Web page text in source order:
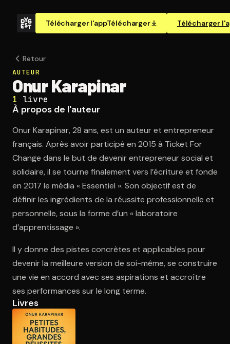
Télécharger l'appTélécharger Télécharger
Ouvre l'app Appareil photo, pointe sur le code. C'est gratuit à
Retour
AUTEUR
Onur Karapinar
1 livre
À propos de l'auteur
Onur Karapinar, 28 ans, est un auteur et entrepreneur
français. Après avoir participé en 2015 à Ticket For
Change dans le but de devenir entrepreneur social et
solidaire, il se tourne finalement vers l’écriture et fonde
en 2017 le média « Essentiel ». Son objectif est de
définir les ingrédients de la réussite professionnelle et
personnelle, sous la forme d’un « laboratoire
d’apprentissage ».
Il y donne des pistes concrètes et applicables pour
devenir la meilleure version de soi-même, se construire
une vie en accord avec ses aspirations et accroître
ses performances sur le long terme.
Livres